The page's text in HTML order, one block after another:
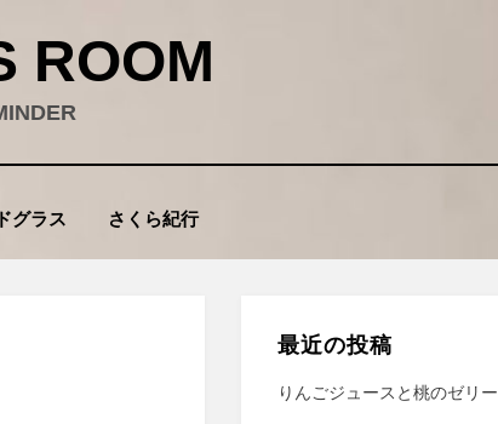
ROOM
グラス さくら紀行
最近の投稿
りんごジュースと桃のゼリー